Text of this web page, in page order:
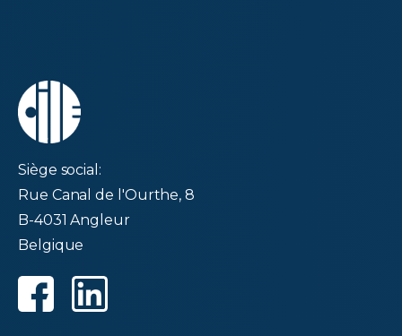
Siège social:
Rue Canal de l'Ourthe, 8
B-4031 Angleur
Belgique